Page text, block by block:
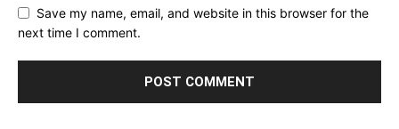
Save my name, email, and website in this browser for the
next time I comment.